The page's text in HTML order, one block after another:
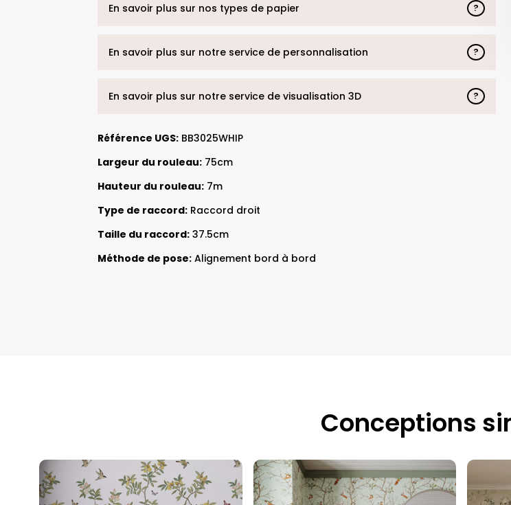
En savoir plus sur nos types de papier ?
En savoir plus sur notre service de personnalisation ?
En savoir plus sur notre service de visualisation 3D ?
Référence UGS: BB3025WHIP
Largeur du rouleau: 75cm
Hauteur du rouleau: 7m
Type de raccord: Raccord droit
Taille du raccord: 37.5cm
Méthode de pose: Alignement bord à bord
Conceptions